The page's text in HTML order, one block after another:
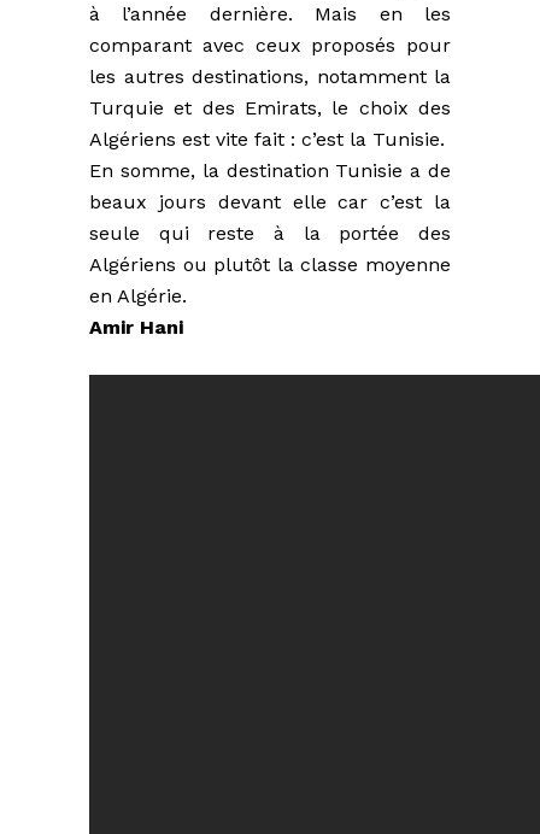
à l’année dernière. Mais en les
comparant avec ceux proposés pour
les autres destinations, notamment la
Turquie et des Emirats, le choix des
Algériens est vite fait : c’est la Tunisie.
En somme, la destination Tunisie a de
beaux jours devant elle car c’est la
seule qui reste à la portée des
Algériens ou plutôt la classe moyenne
en Algérie.
Amir Hani